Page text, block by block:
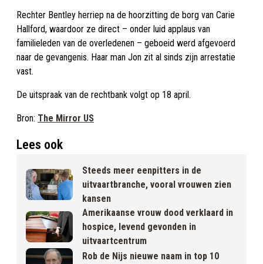
Rechter Bentley herriep na de hoorzitting de borg van Carie
Hallford, waardoor ze direct – onder luid applaus van
familieleden van de overledenen – geboeid werd afgevoerd
naar de gevangenis. Haar man Jon zit al sinds zijn arrestatie
vast.
De uitspraak van de rechtbank volgt op 18 april.
Bron: The Mirror US
Lees ook
Steeds meer eenpitters in de
uitvaartbranche, vooral vrouwen zien
kansen
Amerikaanse vrouw dood verklaard in
hospice, levend gevonden in
uitvaartcentrum
Rob de Nijs nieuwe naam in top 10